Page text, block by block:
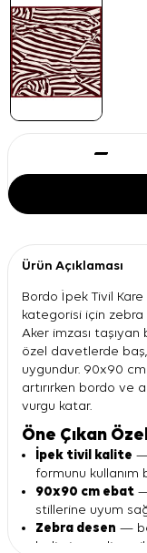
Ürün Açıklaması
Bordo İpek Tivil
kategorisi için zebra
Aker imzası
özel davetlerde
uygundur. 90x90
artırırken bordo ve
vurgu katar.
Öne Çıkan
İpek tivil kalite —
formunu kullanım
90x90 cm ebat
stillerine uyum
Zebra desen —
belirgin ve dinamik